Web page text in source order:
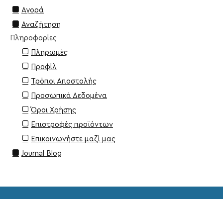
Αγορά
Αναζήτηση
Πληροφορίες
Πληρωμές
Προφίλ
Τρόποι Αποστολής
Προσωπικά Δεδομένα
Όροι Χρήσης
Επιστροφές προϊόντων
Επικοινωνήστε μαζί μας
Journal Blog